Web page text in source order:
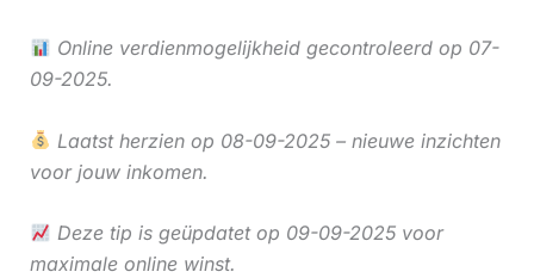
Online verdienmogelijkheid gecontroleerd op 07-
09-2025.
Laatst herzien op 08-09-2025 – nieuwe inzichten
voor jouw inkomen.
Deze tip is geüpdatet op 09-09-2025 voor
maximale online winst.